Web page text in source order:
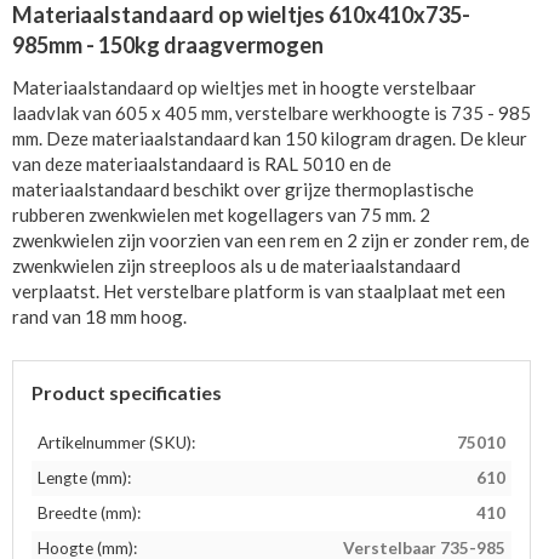
Materiaalstandaard op wieltjes 610x410x735-
985mm - 150kg draagvermogen
Materiaalstandaard op wieltjes met in hoogte verstelbaar
laadvlak van 605 x 405 mm, verstelbare werkhoogte is 735 - 985
mm. Deze materiaalstandaard kan 150 kilogram dragen. De kleur
van deze materiaalstandaard is RAL 5010 en de
materiaalstandaard beschikt over grijze thermoplastische
rubberen zwenkwielen met kogellagers van 75 mm. 2
zwenkwielen zijn voorzien van een rem en 2 zijn er zonder rem, de
zwenkwielen zijn streeploos als u de materiaalstandaard
verplaatst. Het verstelbare platform is van staalplaat met een
rand van 18 mm hoog.
Product specificaties
Artikelnummer (SKU):
75010
Lengte (mm):
610
Breedte (mm):
410
Hoogte (mm):
Verstelbaar 735-985